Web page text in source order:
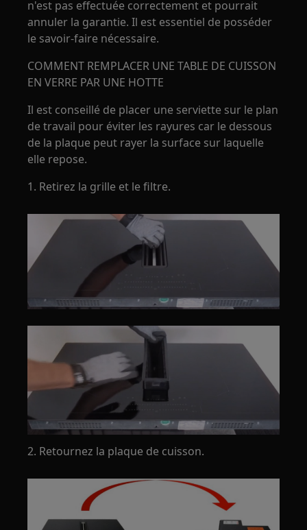
n'est pas effectuée correctement et pourrait
annuler la garantie. Il est essentiel de posséder
le savoir-faire nécessaire.
COMMENT REMPLACER UNE TABLE DE CUISSON
EN VERRE PAR UNE HOTTE
Il est conseillé de placer une serviette sur le plan
de travail pour éviter les rayures car le dessous
de la plaque peut rayer la surface sur laquelle
elle repose.
1. Retirez la grille et le filtre.
2. Retournez la plaque de cuisson.